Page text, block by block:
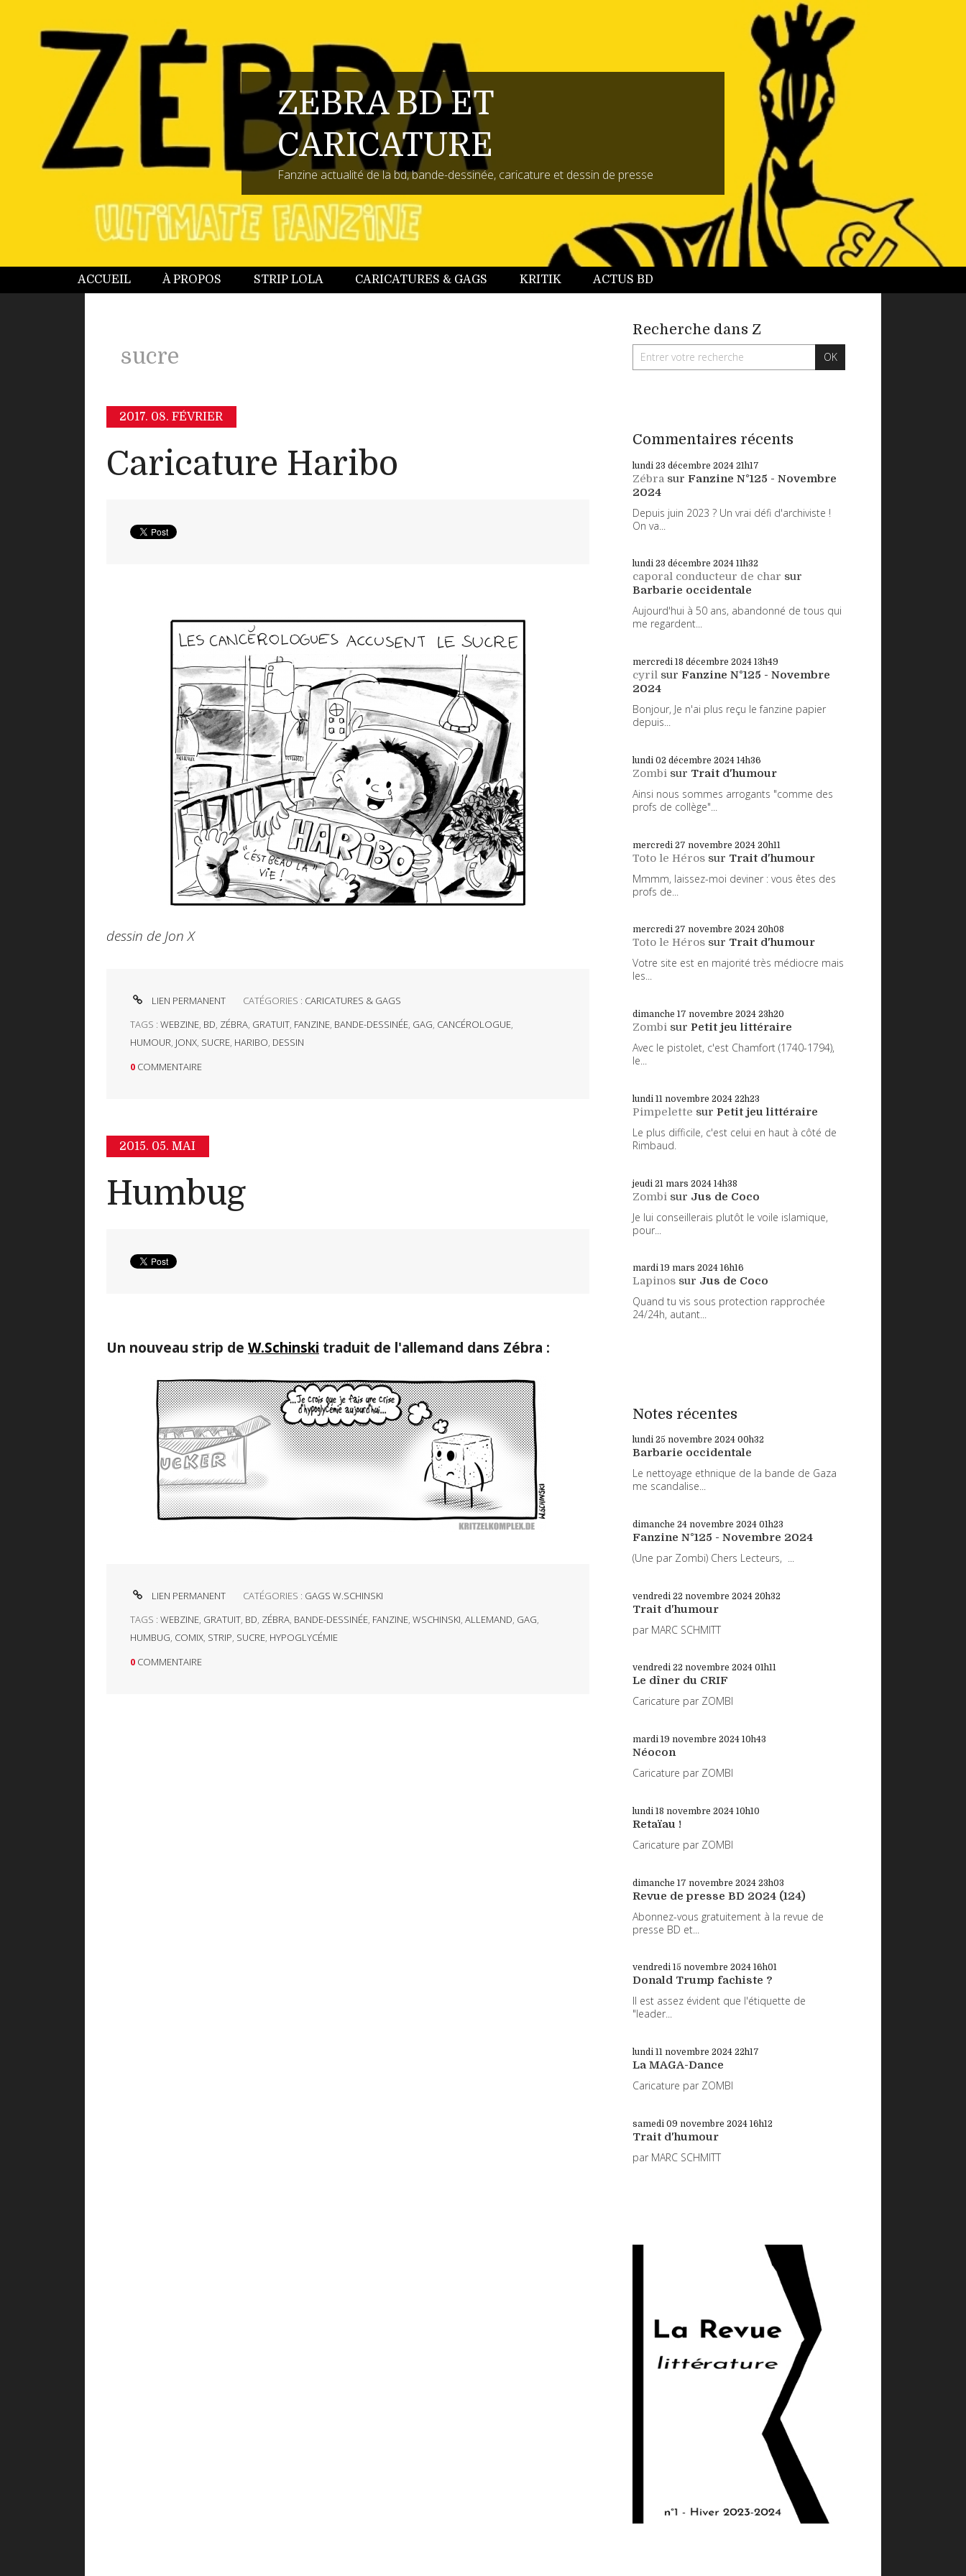
ZEBRA BD ET
CARICATURE
Fanzine actualité de la bd, bande-dessinée, caricature et dessin de presse
ACCUEIL À PROPOS STRIP LOLA CARICATURES & GAGS KRITIK ACTUS BD
sucre
2017. 08. FÉVRIER
Caricature Haribo
dessin de Jon X
LIEN PERMANENT CATÉGORIES : CARICATURES & GAGS
TAGS : WEBZINE, BD, ZÉBRA, GRATUIT, FANZINE, BANDE-DESSINÉE, GAG, CANCÉROLOGUE,
HUMOUR, JONX, SUCRE, HARIBO, DESSIN
0 COMMENTAIRE
2015. 05. MAI
Humbug
Un nouveau strip de W.Schinski traduit de l'allemand dans Zébra :
LIEN PERMANENT CATÉGORIES : GAGS W.SCHINSKI
TAGS : WEBZINE, GRATUIT, BD, ZÉBRA, BANDE-DESSINÉE, FANZINE, WSCHINSKI, ALLEMAND, GAG,
HUMBUG, COMIX, STRIP, SUCRE, HYPOGLYCÉMIE
0 COMMENTAIRE
Recherche dans Z
Commentaires récents
lundi 23 décembre 2024 21h17
Zébra sur Fanzine N°125 - Novembre
2024
Depuis juin 2023 ? Un vrai défi d'archiviste !
On va...
lundi 23 décembre 2024 11h32
caporal conducteur de char sur
Barbarie occidentale
Aujourd'hui à 50 ans, abandonné de tous qui
me regardent...
mercredi 18 décembre 2024 13h49
cyril sur Fanzine N°125 - Novembre
2024
Bonjour, Je n'ai plus reçu le fanzine papier
depuis...
lundi 02 décembre 2024 14h36
Zombi sur Trait d'humour
Ainsi nous sommes arrogants "comme des
profs de collège"...
mercredi 27 novembre 2024 20h11
Toto le Héros sur Trait d'humour
Mmmm, laissez-moi deviner : vous êtes des
profs de...
mercredi 27 novembre 2024 20h08
Toto le Héros sur Trait d'humour
Votre site est en majorité très médiocre mais
les...
dimanche 17 novembre 2024 23h20
Zombi sur Petit jeu littéraire
Avec le pistolet, c'est Chamfort (1740-1794),
le...
lundi 11 novembre 2024 22h23
Pimpelette sur Petit jeu littéraire
Le plus difficile, c'est celui en haut à côté de
Rimbaud.
jeudi 21 mars 2024 14h38
Zombi sur Jus de Coco
Je lui conseillerais plutôt le voile islamique,
pour...
mardi 19 mars 2024 16h16
Lapinos sur Jus de Coco
Quand tu vis sous protection rapprochée
24/24h, autant...
Notes récentes
lundi 25 novembre 2024 00h32
Barbarie occidentale
Le nettoyage ethnique de la bande de Gaza
me scandalise...
dimanche 24 novembre 2024 01h23
Fanzine N°125 - Novembre 2024
(Une par Zombi) Chers Lecteurs, ...
vendredi 22 novembre 2024 20h32
Trait d'humour
par MARC SCHMITT
vendredi 22 novembre 2024 01h11
Le dîner du CRIF
Caricature par ZOMBI
mardi 19 novembre 2024 10h43
Néocon
Caricature par ZOMBI
lundi 18 novembre 2024 10h10
Retaïau !
Caricature par ZOMBI
dimanche 17 novembre 2024 23h03
Revue de presse BD 2024 (124)
Abonnez-vous gratuitement à la revue de
presse BD et...
vendredi 15 novembre 2024 16h01
Donald Trump fachiste ?
Il est assez évident que l'étiquette de
"leader...
lundi 11 novembre 2024 22h17
La MAGA-Dance
Caricature par ZOMBI
samedi 09 novembre 2024 16h12
Trait d'humour
par MARC SCHMITT